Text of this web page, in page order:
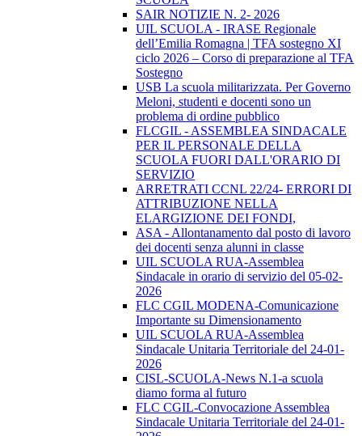
SAIR NOTIZIE N. 2- 2026
UIL SCUOLA - IRASE Regionale
dell’Emilia Romagna | TFA sostegno XI
ciclo 2026 – Corso di preparazione al TFA
Sostegno
USB La scuola militarizzata. Per Governo
Meloni, studenti e docenti sono un
problema di ordine pubblico
FLCGIL - ASSEMBLEA SINDACALE
PER IL PERSONALE DELLA
SCUOLA FUORI DALL'ORARIO DI
SERVIZIO
ARRETRATI CCNL 22/24- ERRORI DI
ATTRIBUZIONE NELLA
ELARGIZIONE DEI FONDI,
ASA - Allontanamento dal posto di lavoro
dei docenti senza alunni in classe
UIL SCUOLA RUA-Assemblea
Sindacale in orario di servizio del 05-02-
2026
FLC CGIL MODENA-Comunicazione
Importante su Dimensionamento
UIL SCUOLA RUA-Assemblea
Sindacale Unitaria Territoriale del 24-01-
2026
CISL-SCUOLA-News N.1-a scuola
diamo forma al futuro
FLC CGIL-Convocazione Assemblea
Sindacale Unitaria Territoriale del 24-01-